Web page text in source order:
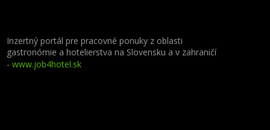
Inzertný portál pre pracovné ponuky z oblasti
gastronómie a hotelierstva na Slovensku a v zahraničí
-www.job4hotel.sk